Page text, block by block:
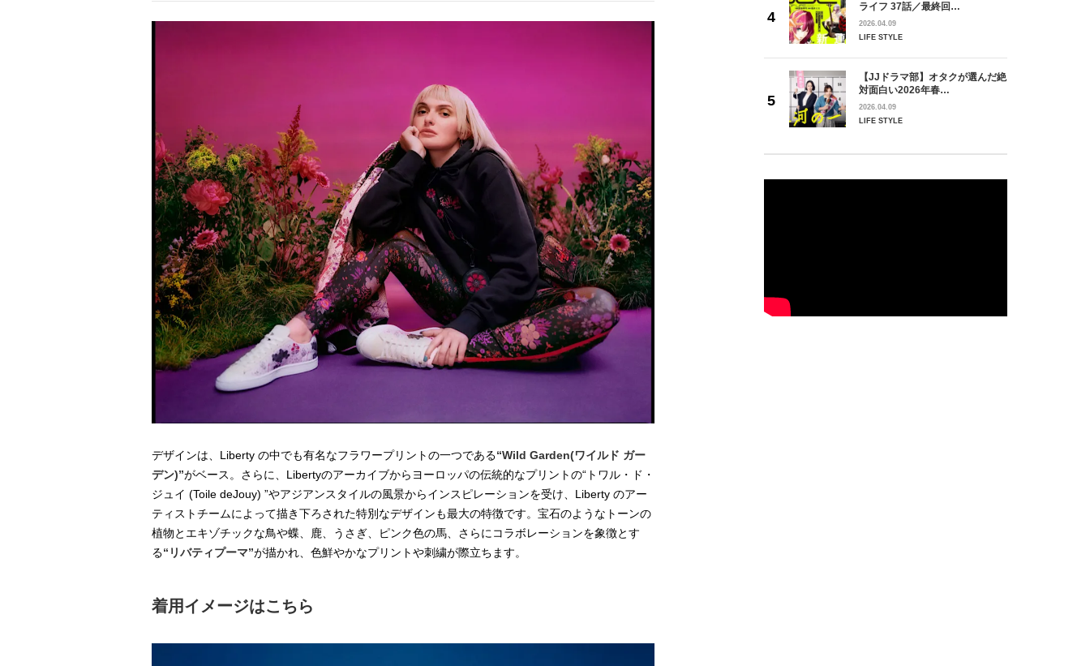
デザインは、Liberty の中でも有名なフラワープリントの一つである“Wild Garden(ワイルド ガー
デン)”がベース。さらに、Libertyのアーカイブからヨーロッパの伝統的なプリントの“トワル・ド・
ジュイ (Toile deJouy) ”やアジアンスタイルの風景からインスピレーションを受け、Liberty のアー
ティストチームによって描き下ろされた特別なデザインも最大の特徴です。宝石のようなトーンの
植物とエキゾチックな鳥や蝶、鹿、うさぎ、ピンク色の馬、さらにコラボレーションを象徴とす
る“リバティプーマ”が描かれ、色鮮やかなプリントや刺繍が際立ちます。
着用イメージはこちら
ライフ 37話／最終回…
2026.04.09
LIFE STYLE
【JJドラマ部】オタクが選んだ絶
対面白い2026年春…
2026.04.09
LIFE STYLE